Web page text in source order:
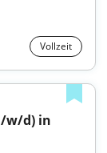
Vollzeit
w/d) in